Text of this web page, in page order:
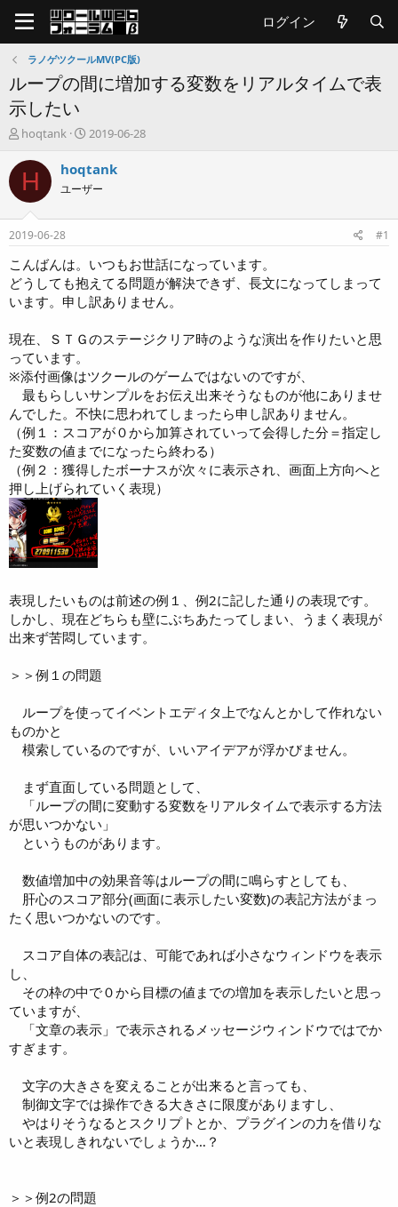
ログイン
ラノゲツクールMV(PC版)
ループの間に増加する変数をリアルタイムで表
示したい
T
r
e
a
s
t
a
r
e
hoqtank
開
日
2019-06-28
H hoqtank
ユーザー
2019-06-28 #1
こんばんは。いつもお世話になっています。
どうしても抱えてる問題が解決できず、長文になってしまって
います。申し訳ありません。
現在、ＳＴＧのステージクリア時のような演出を作りたいと思
っています。
※添付画像はツクールのゲームではないのですが、
最もらしいサンプルをお伝え出来そうなものが他にありませ
んでした。不快に思われてしまったら申し訳ありません。
（例１：スコアが０から加算されていって会得した分＝指定し
た変数の値までになったら終わる）
（例２：獲得したボーナスが次々に表示され、画面上方向へと
押し上げられていく表現）
表現したいものは前述の例１、例2に記した通りの表現です。
しかし、現在どちらも壁にぶちあたってしまい、うまく表現が
出来ず苦悶しています。
＞＞例１の問題
ループを使ってイベントエディタ上でなんとかして作れない
ものかと
模索しているのですが、いいアイデアが浮かびません。
まず直面している問題として、
「ループの間に変動する変数をリアルタイムで表示する方法
が思いつかない」
というものがあります。
数値増加中の効果音等はループの間に鳴らすとしても、
肝心のスコア部分(画面に表示したい変数)の表記方法がまっ
たく思いつかないのです。
スコア自体の表記は、可能であれば小さなウィンドウを表示
し、
その枠の中で０から目標の値までの増加を表示したいと思っ
ていますが、
「文章の表示」で表示されるメッセージウィンドウではでか
すぎます。
文字の大きさを変えることが出来ると言っても、
制御文字では操作できる大きさに限度がありますし、
やはりそうなるとスクリプトとか、プラグインの力を借りな
いと表現しきれないでしょうか…？
＞＞例2の問題